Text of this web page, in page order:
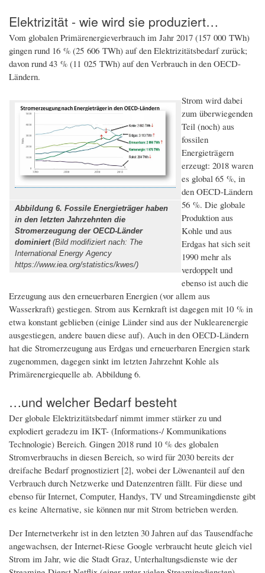
Elektrizität - wie wird sie produziert…
Vom globalen Primärenergieverbrauch im Jahr 2017 (157 000 TWh)
gingen rund 16 % (25 606 TWh) auf den Elektrizitätsbedarf zurück;
davon rund 43 % (11 025 TWh) auf den Verbrauch in den OECD-
Ländern.
Abbildung 6. Fossile Energieträger haben
in den letzten Jahrzehnten die
Stromerzeugung der OECD-Länder
dominiert(Bild modifiziert nach: The
International Energy Agency
https://www.iea.org/statistics/kwes/)
Strom wird dabei
zum überwiegenden
Teil (noch) aus
fossilen
Energieträgern
erzeugt: 2018 waren
es global 65 %, in
den OECD-Ländern
56 %. Die globale
Produktion aus
Kohle und aus
Erdgas hat sich seit
1990 mehr als
verdoppelt und
ebenso ist auch die
Erzeugung aus den erneuerbaren Energien (vor allem aus
Wasserkraft) gestiegen. Strom aus Kernkraft ist dagegen mit 10 % in
etwa konstant geblieben (einige Länder sind aus der Nuklearenergie
ausgestiegen, andere bauen diese auf). Auch in den OECD-Ländern
hat die Stromerzeugung aus Erdgas und erneuerbaren Energien stark
zugenommen, dagegen sinkt im letzten Jahrzehnt Kohle als
Primärenergiequelle ab. Abbildung 6.
…und welcher Bedarf besteht
Der globale Elektrizitätsbedarf nimmt immer stärker zu und
explodiert geradezu im IKT- (Informations-/ Kommunikations
Technologie) Bereich. Gingen 2018 rund 10 % des globalen
Stromverbrauchs in diesen Bereich, so wird für 2030 bereits der
dreifache Bedarf prognostiziert [2], wobei der Löwenanteil auf den
Verbrauch durch Netzwerke und Datenzentren fällt. Für diese und
ebenso für Internet, Computer, Handys, TV und Streamingdienste gibt
es keine Alternative, sie können nur mit Strom betrieben werden.
Der Internetverkehr ist in den letzten 30 Jahren auf das Tausendfache
angewachsen, der Internet-Riese Google verbraucht heute gleich viel
Strom im Jahr, wie die Stadt Graz, Unterhaltungsdienste wie der